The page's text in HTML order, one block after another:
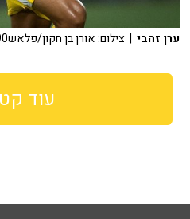
ערן זהבי | צילום: אורן בן חקון/פלאש90
עוד